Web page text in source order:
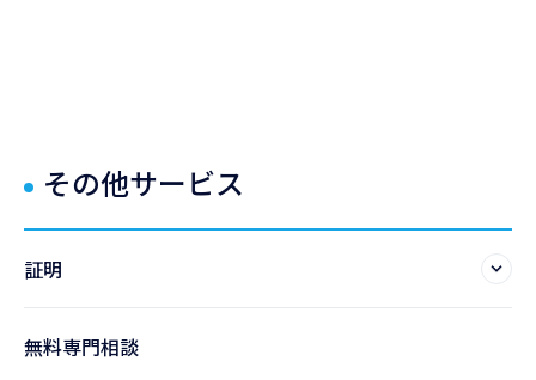
その他サービス
証明
無料専門相談